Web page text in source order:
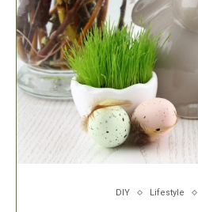
DIY Lifestyle